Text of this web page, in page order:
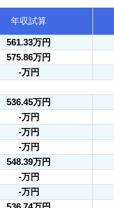
年収試算
561.33万円
575.86万円
-万円
536.45万円
-万円
-万円
-万円
548.39万円
-万円
-万円